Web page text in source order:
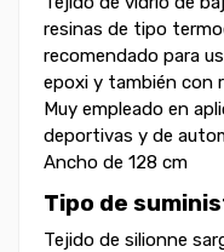
resinas de tipo
recomendado para
epoxi y también con
Muy empleado en
deportivas y de
Ancho de 128 cm
Tipo de
Tejido de silionne